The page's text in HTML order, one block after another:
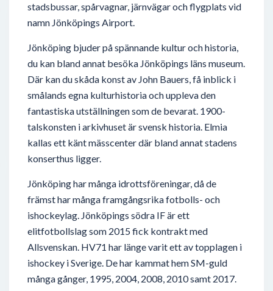
stadsbussar, spårvagnar, järnvägar och flygplats vid
namn Jönköpings Airport.
Jönköping bjuder på spännande kultur och historia,
du kan bland annat besöka Jönköpings läns museum.
Där kan du skåda konst av John Bauers, få inblick i
smålands egna kulturhistoria och uppleva den
fantastiska utställningen som de bevarat. 1900-
talskonsten i arkivhuset är svensk historia. Elmia
kallas ett känt mässcenter där bland annat stadens
konserthus ligger.
Jönköping har många idrottsföreningar, då de
främst har många framgångsrika fotbolls- och
ishockeylag. Jönköpings södra IF är ett
elitfotbollslag som 2015 fick kontrakt med
Allsvenskan. HV71 har länge varit ett av topplagen i
ishockey i Sverige. De har kammat hem SM-guld
många gånger, 1995, 2004, 2008, 2010 samt 2017.